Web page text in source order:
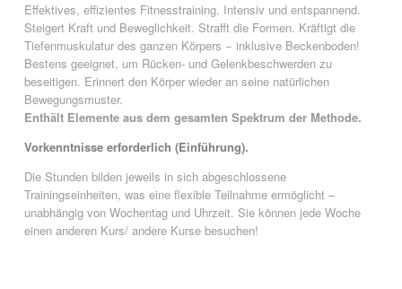
Effektives, effizientes Fitnesstraining. Intensiv und entspannend.
Steigert Kraft und Beweglichkeit. Strafft die Formen. Kräftigt die
Tiefenmuskulatur des ganzen Körpers − inklusive Beckenboden!
Bestens geeignet, um Rücken- und Gelenkbeschwerden zu
beseitigen. Erinnert den Körper wieder an seine natürlichen
Bewegungsmuster.
Enthält Elemente aus dem gesamten Spektrum der Methode.
Vorkenntnisse erforderlich (Einführung).
Die Stunden bilden jeweils in sich abgeschlossene
Trainingseinheiten, was eine flexible Teilnahme ermöglicht –
unabhängig von Wochentag und Uhrzeit. Sie können jede Woche
einen anderen Kurs/ andere Kurse besuchen!